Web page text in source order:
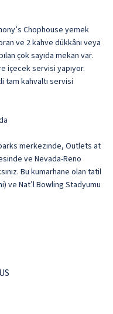
Chophouse yemek
ve 2 kahve dükkânı veya
çok sayıda mekan var.
içecek servisi yapıyor.
tam kahvaltı servisi
merkezinde, Outlets at
ve Nevada-Reno
Bu kumarhane olan tatil
ve Nat’l Bowling Stadyumu